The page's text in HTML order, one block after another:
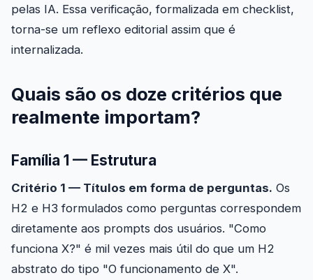
pelas IA. Essa verificação, formalizada em checklist,
torna-se um reflexo editorial assim que é
internalizada.
Quais são os doze critérios que
realmente importam?
Família 1 — Estrutura
Critério 1 — Títulos em forma de perguntas. Os
H2 e H3 formulados como perguntas correspondem
diretamente aos prompts dos usuários. "Como
funciona X?" é mil vezes mais útil do que um H2
abstrato do tipo "O funcionamento de X".